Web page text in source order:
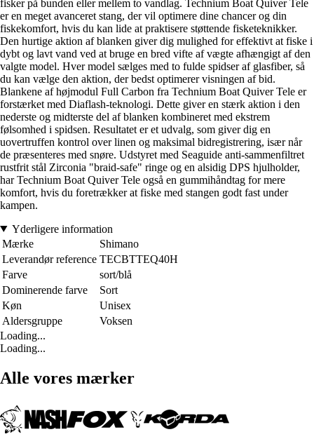
fisker på bunden eller mellem to vandlag. Technium Boat Quiver Tele
er en meget avanceret stang, der vil optimere dine chancer og din
fiskekomfort, hvis du kan lide at praktisere støttende fisketeknikker.
Den hurtige aktion af blanken giver dig mulighed for effektivt at fiske i
dybt og lavt vand ved at bruge en bred vifte af vægte afhængigt af den
valgte model. Hver model sælges med to fulde spidser af glasfiber, så
du kan vælge den aktion, der bedst optimerer visningen af bid.
Blankene af højmodul Full Carbon fra Technium Boat Quiver Tele er
forstærket med Diaflash-teknologi. Dette giver en stærk aktion i den
nederste og midterste del af blanken kombineret med ekstrem
følsomhed i spidsen. Resultatet er et udvalg, som giver dig en
uovertruffen kontrol over linen og maksimal bidregistrering, især når
de præsenteres med snøre. Udstyret med Seaguide anti-sammenfiltret
rustfrit stål Zirconia "braid-safe" ringe og en alsidig DPS hjulholder,
har Technium Boat Quiver Tele også en gummihåndtag for mere
komfort, hvis du foretrækker at fiske med stangen godt fast under
kampen.
Yderligere information
Mærke
Shimano
Leverandør reference TECBTTEQ40H
Farve
sort/blå
Dominerende farve
Sort
Køn
Unisex
Aldersgruppe
Voksen
Loading...
Loading...
Alle vores mærker